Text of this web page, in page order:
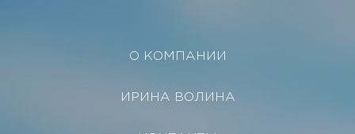
О КОМПАНИИ
ИРИНА ВОЛИНА